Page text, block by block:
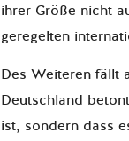
ihrer Größe nicht
geregelten
Des Weiteren fällt
Deutschland
ist, sondern dass